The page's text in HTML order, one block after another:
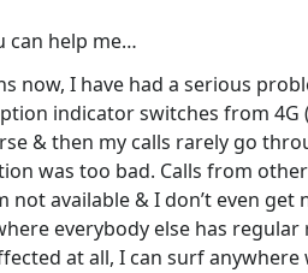
can help me…
now, I have had a serious
indicator switches from
& then my calls rarely go
was too bad. Calls from
not available & I don’t even
everybody else has
at all, I can surf